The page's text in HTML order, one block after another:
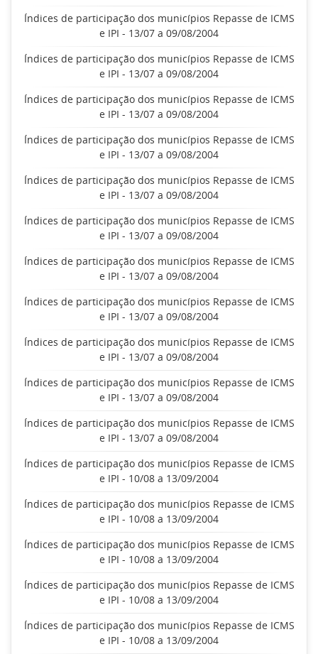
Índices de participação dos municípios Repasse de ICMS
e IPI - 13/07 a 09/08/2004
Índices de participação dos municípios Repasse de ICMS
e IPI - 13/07 a 09/08/2004
Índices de participação dos municípios Repasse de ICMS
e IPI - 13/07 a 09/08/2004
Índices de participação dos municípios Repasse de ICMS
e IPI - 13/07 a 09/08/2004
Índices de participação dos municípios Repasse de ICMS
e IPI - 13/07 a 09/08/2004
Índices de participação dos municípios Repasse de ICMS
e IPI - 13/07 a 09/08/2004
Índices de participação dos municípios Repasse de ICMS
e IPI - 13/07 a 09/08/2004
Índices de participação dos municípios Repasse de ICMS
e IPI - 13/07 a 09/08/2004
Índices de participação dos municípios Repasse de ICMS
e IPI - 13/07 a 09/08/2004
Índices de participação dos municípios Repasse de ICMS
e IPI - 13/07 a 09/08/2004
Índices de participação dos municípios Repasse de ICMS
e IPI - 13/07 a 09/08/2004
Índices de participação dos municípios Repasse de ICMS
e IPI - 10/08 a 13/09/2004
Índices de participação dos municípios Repasse de ICMS
e IPI - 10/08 a 13/09/2004
Índices de participação dos municípios Repasse de ICMS
e IPI - 10/08 a 13/09/2004
Índices de participação dos municípios Repasse de ICMS
e IPI - 10/08 a 13/09/2004
Índices de participação dos municípios Repasse de ICMS
e IPI - 10/08 a 13/09/2004